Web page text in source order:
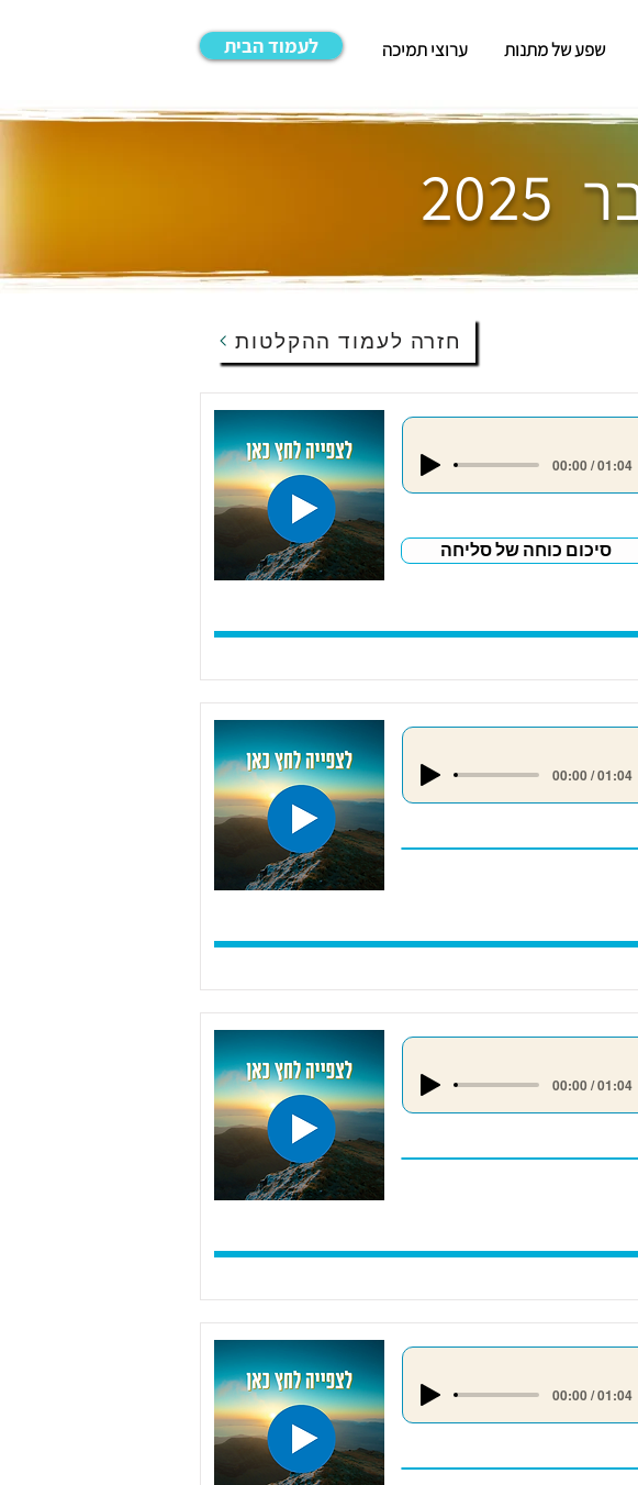
לעמוד הבית שפע של מתנות ערוצי תמיכה
חזרה לעמוד ההקלטות
00:00 / 01:04
סיכום כוחה של סליחה
00:00 / 01:04
00:00 / 01:04
00:00 / 01:04